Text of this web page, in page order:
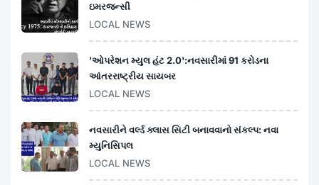
ઇમરજન્સી
LOCAL NEWS
'ઓપરેશન મ્યુલ હંટ 2.0':નવસારીમાં 91 કરોડના
આંતરરાષ્ટ્રીય સાયબર
LOCAL NEWS
નવસારીને વર્લ્ડ ક્લાસ સિટી બનાવવાનો સંકલ્પ: નવા
મ્યુનિસિપલ
LOCAL NEWS